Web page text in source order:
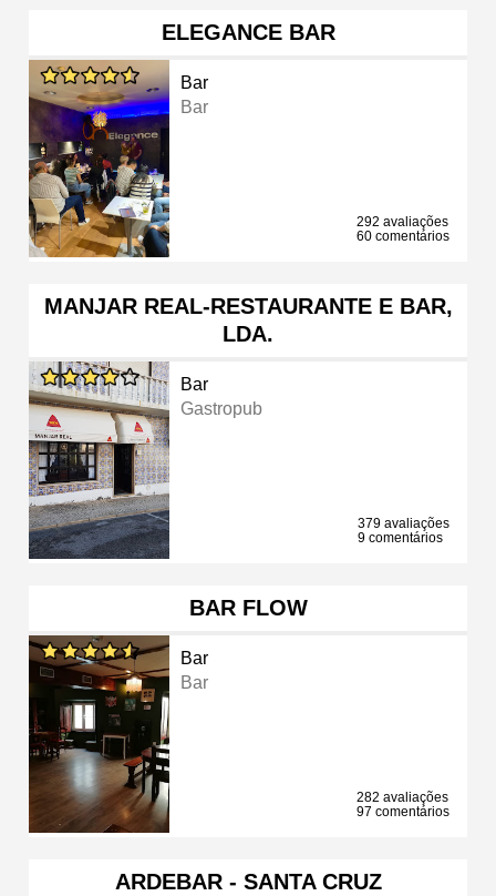
ELEGANCE BAR
Bar
Bar
292 avaliações
60 comentários
MANJAR REAL-RESTAURANTE E BAR,
LDA.
Bar
Gastropub
379 avaliações
9 comentários
BAR FLOW
Bar
Bar
282 avaliações
97 comentários
ARDEBAR - SANTA CRUZ